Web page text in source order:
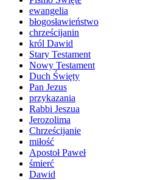
ewangelia
błogosławieństwo
chrześcijanin
król Dawid
Stary Testament
Nowy Testament
Duch Święty
Pan Jezus
przykazania
Rabbi Jeszua
Jerozolima
Chrześcijanie
miłość
Apostoł Paweł
śmierć
Dawid